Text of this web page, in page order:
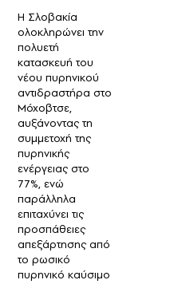
Η Σλοβακία
ολοκληρώνει την
πολυετή
κατασκευή του
νέου πυρηνικού
αντιδραστήρα στο
Μόχοβτσε,
αυξάνοντας τη
συμμετοχή της
πυρηνικής
ενέργειας στο
77%, ενώ
παράλληλα
επιταχύνει τις
προσπάθειες
απεξάρτησης από
το ρωσικό
πυρηνικό καύσιμο